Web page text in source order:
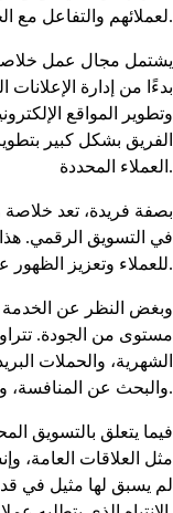
لعملائهم والتفاعل مع الجمهور المستهدف.
يشتمل مجال عمل
بدءًا من إدارة
وتطوير المواقع
الفريق بشكل كبير
العملاء المحددة.
بصفة فريدة، تعد خلاصة
في التسويق الرقمي.
للعملاء وتعزيز الظهور عبر الإنترنت.
وبغض النظر عن الخدمة
مستوى من الجودة.
الشهرية، والحملات
والبحث عن المنافسة، والروابط الخلفية القياسية.
فيما يتعلق بالتسويق
مثل العلاقات العامة،
لم يسبق لها مثيل في